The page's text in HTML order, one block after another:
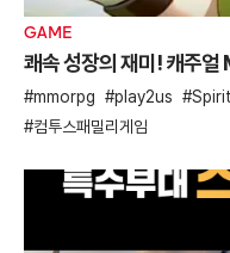
GAME
쾌속 성장의 재미! 캐주얼
mmorpg play2us
컴투스패밀리게임